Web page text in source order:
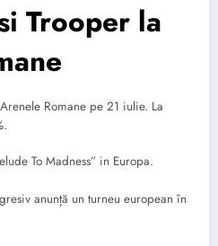
Trooper la
Romane pe 21 iulie. La
To Madness” in Europa.
anunță un turneu european în